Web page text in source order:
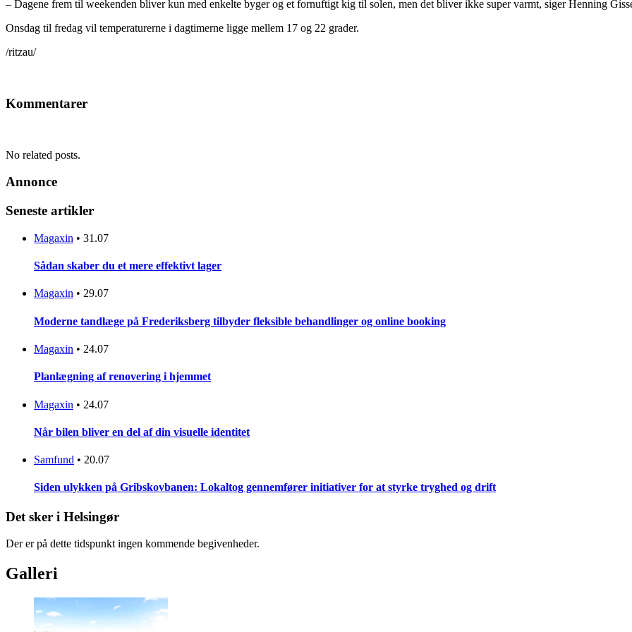
– Dagene frem til weekenden bliver kun med enkelte byger og et fornuftigt kig til solen, men det bliver ikke super varmt, siger Henning
Onsdag til fredag vil temperaturerne i dagtimerne ligge mellem 17 og 22 grader.
/ritzau/
Kommentarer
No related posts.
Annonce
Seneste artikler
Magaxin • 31.07
Sådan skaber du et mere effektivt lager
Magaxin • 29.07
Moderne tandlæge på Frederiksberg tilbyder fleksible behandlinger og online booking
Magaxin • 24.07
Planlægning af renovering i hjemmet
Magaxin • 24.07
Når bilen bliver en del af din visuelle identitet
Samfund • 20.07
Siden ulykken på Gribskovbanen: Lokaltog gennemfører initiativer for at styrke tryghed og drift
Det sker i Helsingør
Der er på dette tidspunkt ingen kommende begivenheder.
Galleri